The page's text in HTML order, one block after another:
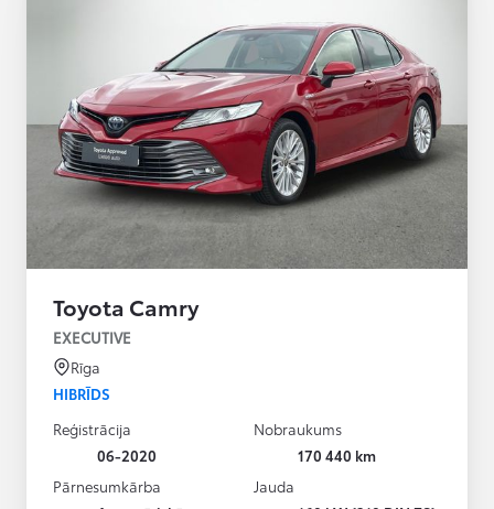
Toyota Camry
EXECUTIVE
Rīga
HIBRĪDS
Reģistrācija
06-2020
Nobraukums
170 440 km
Pārnesumkārba
Jauda